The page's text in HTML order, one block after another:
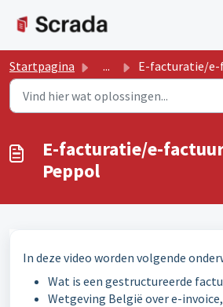
Startpagina ... E-facturatie/e-factuur in België
E-facturatie/e-
Peppol
In deze video worden volgende
Wat is een gestructureerde
Wetgeving België over e-